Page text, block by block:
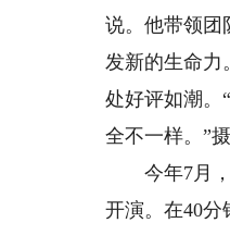
说。他带领团
发新的生命力
处好评如潮。
全不一样。”
今年7月，
开演。在40分